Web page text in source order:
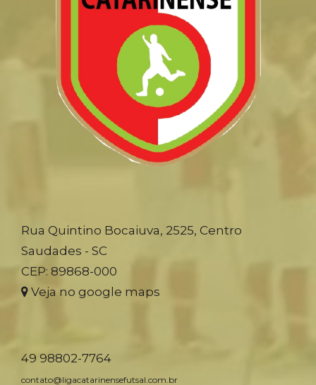
Rua Quintino Bocaiuva, 2525, Centro
Saudades - SC
CEP: 89868-000
Veja no google maps
49 98802-7764
contato@ligacatarinensefutsal.com.br